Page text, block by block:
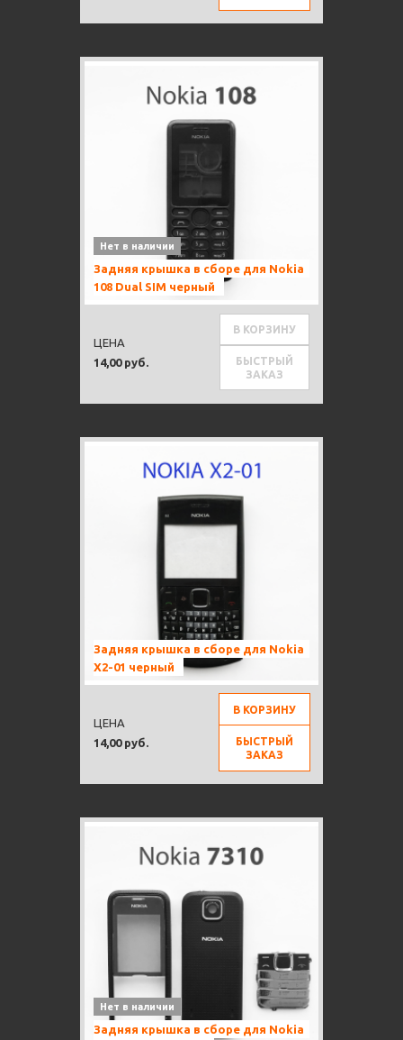
Нет в наличии
Задняя крышка в сборе для Nokia
108 Dual SIM черный
14,00 руб.
ЦЕНА
В КОРЗИНУ
БЫСТРЫЙ
ЗАКАЗ
Задняя крышка в сборе для Nokia
X2-01 черный
14,00 руб.
ЦЕНА
В КОРЗИНУ
БЫСТРЫЙ
ЗАКАЗ
Нет в наличии
Задняя крышка в сборе для Nokia